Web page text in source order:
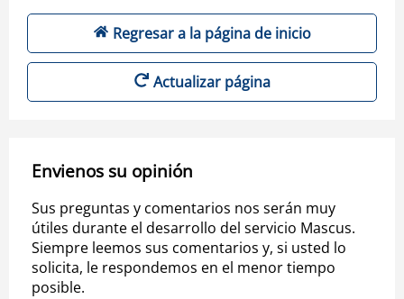
Regresar a la página de inicio
Actualizar página
Envienos su opinión
Sus preguntas y comentarios nos serán muy
útiles durante el desarrollo del servicio Mascus.
Siempre leemos sus comentarios y, si usted lo
solicita, le respondemos en el menor tiempo
posible.